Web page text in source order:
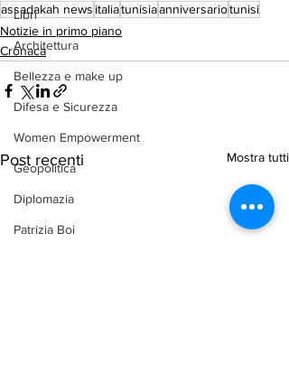
Libri
Architettura
Bellezza e make up
Difesa e Sicurezza
Women Empowerment
Geopolitica
Diplomazia
Patrizia Boi
assadakah news italiatunisiaanniversariotunisi
Notizie in primo piano
Cronaca
Post recenti Mostra tutti